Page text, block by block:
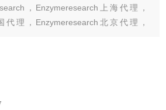
，Enzymeresearch上海代理，
代理，Enzymeresearch北京代理，
HFIXa1080-0.5mg, HFXa1011,